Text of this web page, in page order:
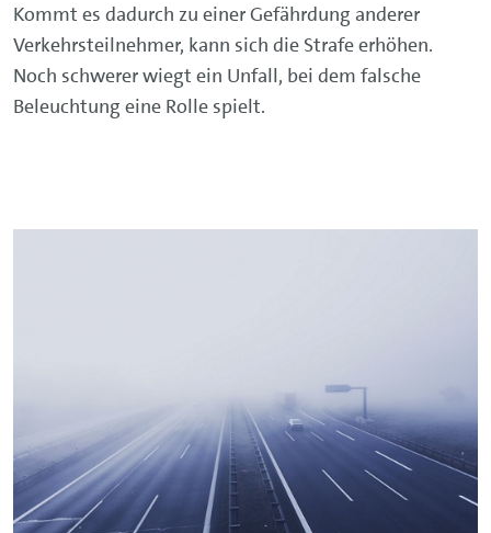
Kommt es dadurch zu einer Gefährdung anderer
Verkehrsteilnehmer, kann sich die Strafe erhöhen.
Noch schwerer wiegt ein Unfall, bei dem falsche
Beleuchtung eine Rolle spielt.